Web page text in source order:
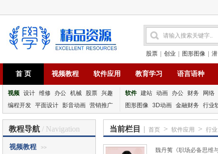
股票 创业 图形图像
首 页 视频教程 软件应用 教育学习 语言语种
视频 设计 维修 办公 机械 股票 兴趣
编程开发 平面设计 影音动画 营销推广
软件 建站 动画 办公 财务
网络
图形图像 3D动画 金融财务 行业
教程导航 / Navigation
视频教程 >>
当前栏目 | 首页 > 软件应用 > 行
魏丹荑《职场必备思维